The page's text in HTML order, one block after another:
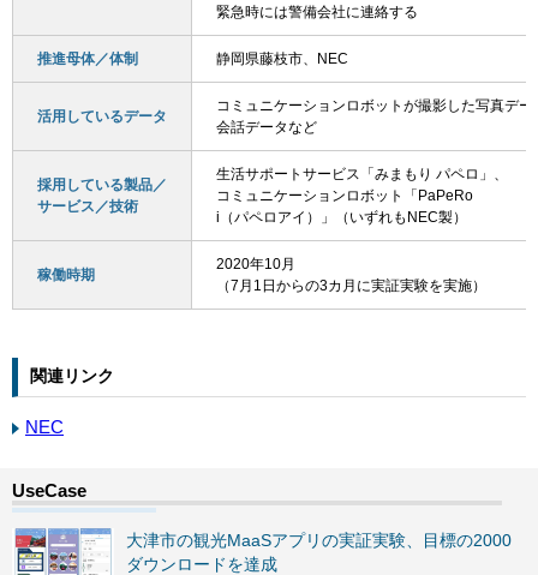
緊急時には警備会社に連絡する
推進母体／体制 静岡県藤枝市、NEC
活用しているデータ
コミュニケーションロボットが撮影した写真デー
会話データなど
採用している製品／
サービス／技術
生活サポートサービス「みまもり パペロ」、
コミュニケーションロボット「PaPeRo
i（パペロアイ）」（いずれもNEC製）
稼働時期
2020年10月
（7月1日からの3カ月に実証実験を実施）
関連リンク
NEC
大津市の観光MaaSアプリの実証実験、目標の2000
ダウンロードを達成